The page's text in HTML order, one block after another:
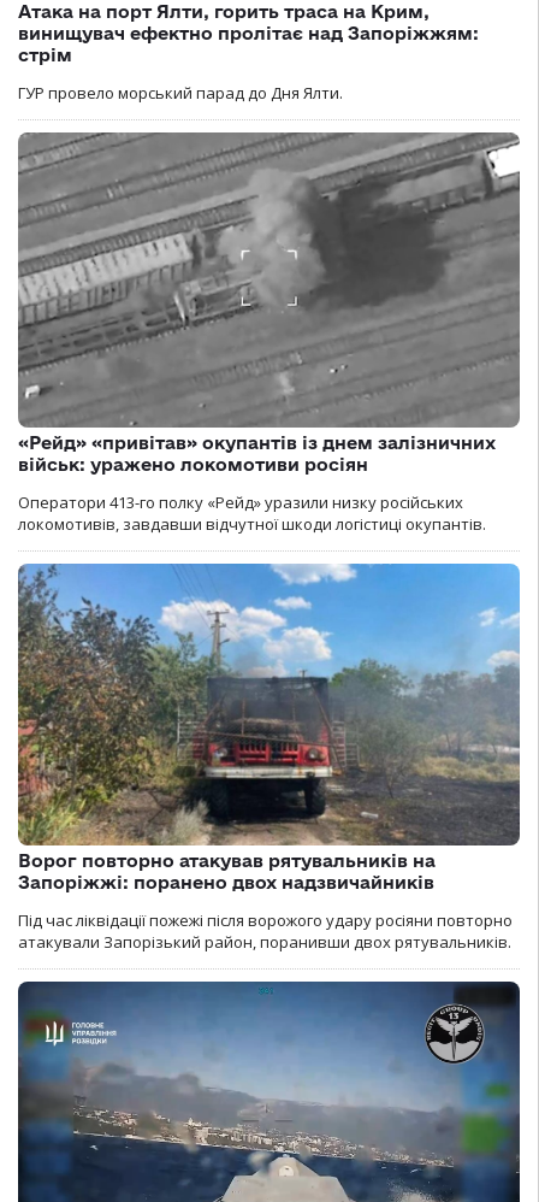
Атака на порт Ялти, горить траса на Крим,
винищувач ефектно пролітає над Запоріжжям:
стрім
ГУР провело морський парад до Дня Ялти.
«Рейд» «привітав» окупантів із днем залізничних
військ: уражено локомотиви росіян
Оператори 413-го полку «Рейд» уразили низку російських
локомотивів, завдавши відчутної шкоди логістиці окупантів.
Ворог повторно атакував рятувальників на
Запоріжжі: поранено двох надзвичайників
Під час ліквідації пожежі після ворожого удару росіяни повторно
атакували Запорізький район, поранивши двох рятувальників.